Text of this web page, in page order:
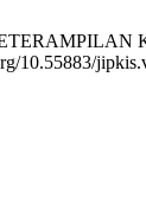
10.55883/